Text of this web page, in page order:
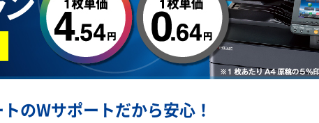
のWサポートだから安心！